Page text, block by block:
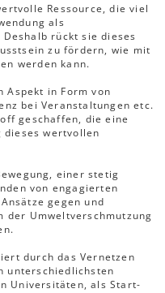
Ressource, die viel
als
rückt sie dieses
zu fördern, wie mit
werden kann.
Aspekt in Form von
bei Veranstaltungen etc.
geschaffen, die eine
wertvollen
einer stetig
von engagierten
gegen und
der Umweltverschmutzung
durch das Vernetzen
unterschiedlichsten
Universitäten, als Start-